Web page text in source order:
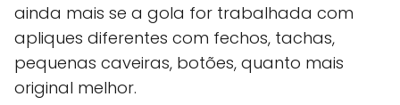
ainda mais se a gola for trabalhada com
apliques diferentes com fechos, tachas,
pequenas caveiras, botões, quanto mais
original melhor.